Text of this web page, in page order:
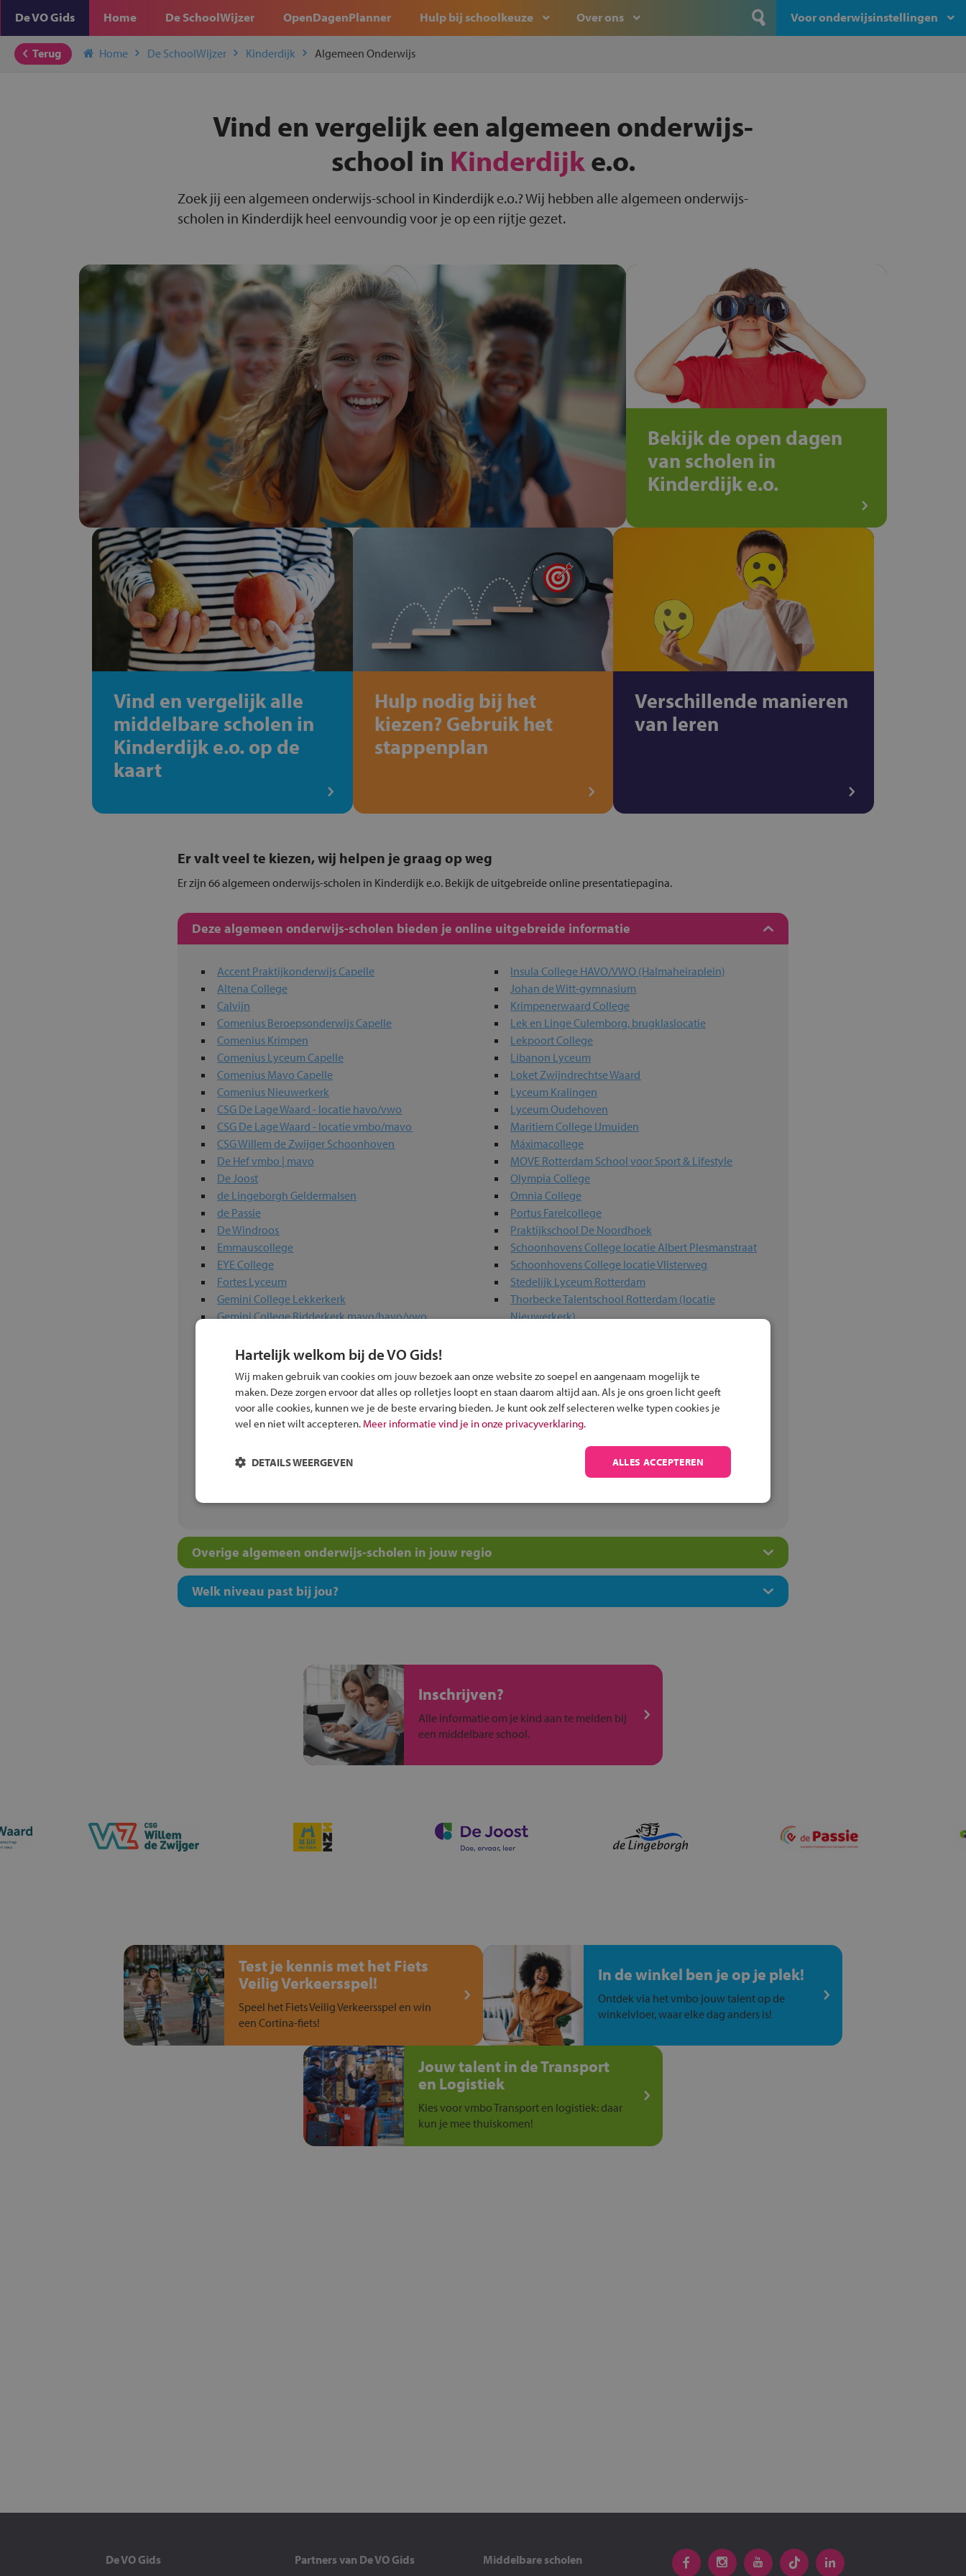
De VO Gids Home De SchoolWijzer OpenDagenPlanner Hulp bij schoolkeuze Over ons Voor onderwijsinstellingen
Terug Home De SchoolWijzer Kinderdijk Algemeen Onderwijs
Vind en vergelijk een algemeen onderwijs-
school in Kinderdijke.o.
Zoek jij een algemeen onderwijs-school in Kinderdijk e.o.? Wij hebben alle algemeen onderwijs-
scholen in Kinderdijk heel eenvoundig voor je op een rijtje gezet.
Bekijk de open dagen
van scholen in
Kinderdijk e.o.
Vind en vergelijk alle
middelbare scholen in
Kinderdijk e.o. op de
kaart
Hulp nodig bij het
kiezen? Gebruik het
stappenplan
Verschillende manieren
van leren
Er valt veel te kiezen, wij helpen je graag op weg
Er zijn 66 algemeen onderwijs-scholen in Kinderdijk e.o. Bekijk de uitgebreide online presentatiepagina.
Deze algemeen onderwijs-scholen bieden je online uitgebreide informatie
Accent Praktijkonderwijs Capelle
Altena College
Calvijn
Comenius Beroepsonderwijs Capelle
Comenius Krimpen
Comenius Lyceum Capelle
Comenius Mavo Capelle
Comenius Nieuwerkerk
CSG De Lage Waard - locatie havo/vwo
CSG De Lage Waard - locatie vmbo/mavo
CSG Willem de Zwijger Schoonhoven
De Hef vmbo | mavo
De Joost
de Lingeborgh Geldermalsen
de Passie
De Windroos
Emmauscollege
EYE College
Fortes Lyceum
Gemini College Lekkerkerk
Gemini College Ridderkerk mavo/havo/vwo
Gilde Vakcollege Techniek
christenen
Gymnasium Camphusianum
Het Heerenlanden
hét KWC locatie Gershwinhof
Het Zuiderpark College
Insula College HAVO/VWO (Halmaheiraplein)
Johan de Witt-gymnasium
Krimpenerwaard College
Lek en Linge Culemborg, brugklaslocatie
Lekpoort College
Libanon Lyceum
Loket Zwijndrechtse Waard
Lyceum Kralingen
Lyceum Oudehoven
Maritiem College IJmuiden
Máximacollege
MOVE Rotterdam School voor Sport & Lifestyle
Olympia College
Omnia College
Portus Farelcollege
Praktijkschool De Noordhoek
Schoonhovens College locatie Albert Plesmanstraat
Schoonhovens College locatie Vlisterweg
Stedelijk Lyceum Rotterdam
Thorbecke Talentschool Rotterdam (locatie
Nieuwerkerk)
Uilenhof
Vita College
VMBO De Meerpaal
Willem de Zwijger College
Young Business School Rotterdam
Overige algemeen onderwijs-scholen in jouw regio
Welk niveau past bij jou?
Inschrijven?
Alle informatie om je kind aan te melden bij
een middelbare school.
Test je kennis met het Fiets
Veilig Verkeersspel!
Speel het Fiets Veilig Verkeersspel en win
een Cortina-fiets!
In de winkel ben je op je plek!
Ontdek via het vmbo jouw talent op de
winkelvloer, waar elke dag anders is!
Jouw talent in de Transport
en Logistiek
Kies voor vmbo Transport en logistiek: daar
kun je mee thuiskomen!
De VO Gids
Partners van De VO Gids
Middelbare scholen
Hartelijk welkom bij de VO Gids!
Wij maken gebruik van cookies om jouw bezoek aan onze website zo soepel en aangenaam mogelijk te
maken. Deze zorgen ervoor dat alles op rolletjes loopt en staan daarom altijd aan. Als je ons groen licht geeft
voor alle cookies, kunnen we je de beste ervaring bieden. Je kunt ook zelf selecteren welke typen cookies je
wel en niet wilt accepteren. Meer informatie vind je in onze privacyverklaring.
ALLES ACCEPTEREN
DETAILS WEERGEVEN